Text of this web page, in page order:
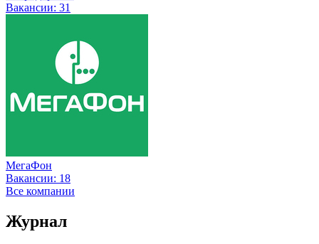
Вакансии: 31
МегаФон
Вакансии: 18
Все компании
Журнал